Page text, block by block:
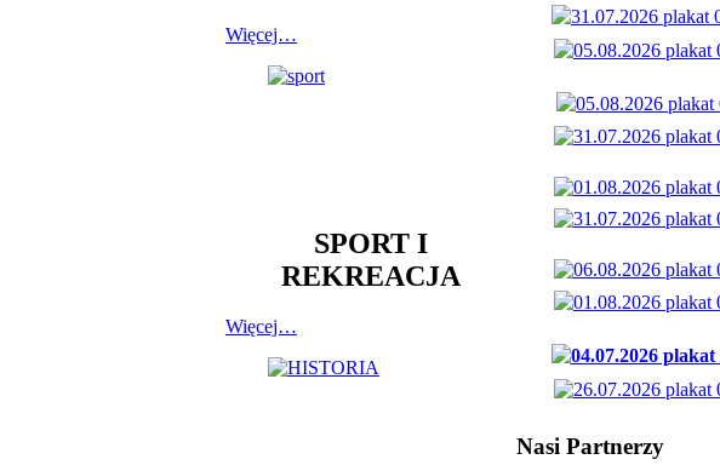
Więcej…
SPORT I
REKREACJA
Więcej…
Nasi Partnerzy